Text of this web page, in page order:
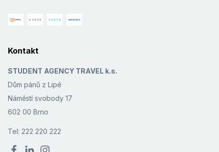
Kontakt
STUDENT AGENCY TRAVEL k.s.
Dům pánů z Lipé
Náměstí svobody 17
602 00 Brno
Tel: 222 220 222